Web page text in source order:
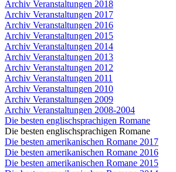
Archiv Veranstaltungen 2018
Archiv Veranstaltungen 2017
Archiv Veranstaltungen 2016
Archiv Veranstaltungen 2015
Archiv Veranstaltungen 2014
Archiv Veranstaltungen 2013
Archiv Veranstaltungen 2012
Archiv Veranstaltungen 2011
Archiv Veranstaltungen 2010
Archiv Veranstaltungen 2009
Archiv Veranstaltungen 2008-2004
Die besten englischsprachigen Romane
Die besten englischsprachigen Romane
Die besten amerikanischen Romane 2017
Die besten amerikanischen Romane 2016
Die besten amerikanischen Romane 2015